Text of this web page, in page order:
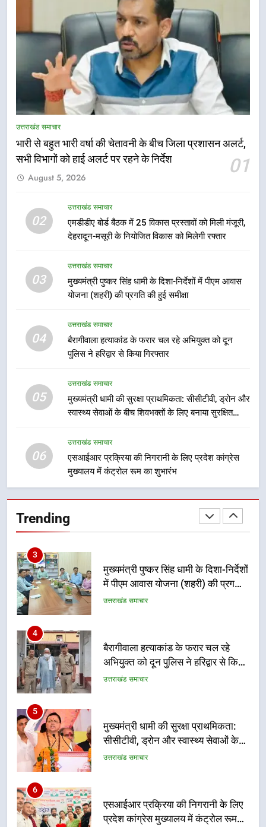
उत्तराखंड समाचार
भारी से बहुत भारी वर्षा की चेतावनी के बीच जिला प्रशासन अलर्ट,
सभी विभागों को हाई अलर्ट पर रहने के निर्देश
01
August 5, 2026
02
उत्तराखंड समाचार
एमडीडीए बोर्ड बैठक में 25 विकास प्रस्तावों को मिली मंजूरी,
देहरादून-मसूरी के नियोजित विकास को मिलेगी रफ्तार
03
उत्तराखंड समाचार
मुख्यमंत्री पुष्कर सिंह धामी के दिशा-निर्देशों में पीएम आवास
योजना (शहरी) की प्रगति की हुई समीक्षा
04
उत्तराखंड समाचार
बैरागीवाला हत्याकांड के फरार चल रहे अभियुक्त को दून
पुलिस ने हरिद्वार से किया गिरफ्तार
05
उत्तराखंड समाचार
मुख्यमंत्री धामी की सुरक्षा प्राथमिकता: सीसीटीवी, ड्रोन और
स्वास्थ्य सेवाओं के बीच शिवभक्तों के लिए बनाया सुरक्षित
06
उत्तराखंड समाचार
एसआईआर प्रक्रिया की निगरानी के लिए प्रदेश कांग्रेस
मुख्यालय में कंट्रोल रूम का शुभारंभ
Trending
मुख्यमंत्री धामी की सुरक्षा प्राथमिकता:
सीसीटीवी, ड्रोन और स्वास्थ्य सेवाओं के
कांवड़ मार्ग
6
का शुभारंभ
उत्तराखंड समाचार
ब्लैक स्पॉट होंगे सुरक्षित, हर माह होगी
प्रगति समीक्षा
उत्तराखंड समाचार
महाराज की राजस्थान के मुख्यमंत्री से
शिष्टाचार भेंट पर्यटन और सांस्कृतिक
1
भारी से बहुत भारी वर्षा की चेतावनी के बीच
अलर्ट पर रहने के निर्देश
उत्तराखंड समाचार
को मिली मंजूरी, देहरादून-मसूरी के
नियोजित विकास को मिलेगी रफ्तार
3
मुख्यमंत्री पुष्कर सिंह धामी के दिशा-निर्देशों
में पीएम आवास योजना (शहरी) की प्रगति
की हुई समीक्षा
उत्तराखंड समाचार
4
बैरागीवाला हत्याकांड के फरार चल रहे
अभियुक्त को दून पुलिस ने हरिद्वार से किया
गिरफ्तार
उत्तराखंड समाचार
5
मुख्यमंत्री धामी की सुरक्षा प्राथमिकता:
सीसीटीवी, ड्रोन और स्वास्थ्य सेवाओं के
बीच शिवभक्तों के लिए बनाया सुरक्षित
उत्तराखंड समाचार
6
एसआईआर प्रक्रिया की निगरानी के लिए
प्रदेश कांग्रेस मुख्यालय में कंट्रोल रूम